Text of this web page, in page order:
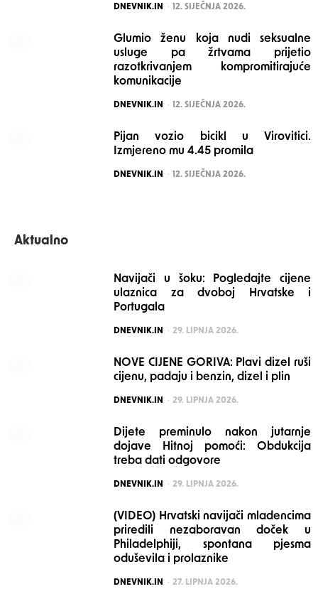
POSTED
DNEVNIK.IN 12. SIJEČNJA 2026.
Glumio ženu koja nudi seksualne
usluge pa žrtvama prijetio
razotkrivanjem kompromitirajuće
komunikacije
POSTED
DNEVNIK.IN 12. SIJEČNJA 2026.
Pijan vozio bicikl u Virovitici.
Izmjereno mu 4.45 promila
POSTED
DNEVNIK.IN 12. SIJEČNJA 2026.
Aktualno
Navijači u šoku: Pogledajte cijene
ulaznica za dvoboj Hrvatske i
Portugala
POSTED
DNEVNIK.IN 29. LIPNJA 2026.
NOVE CIJENE GORIVA: Plavi dizel ruši
cijenu, padaju i benzin, dizel i plin
POSTED
DNEVNIK.IN 29. LIPNJA 2026.
Dijete preminulo nakon jutarnje
dojave Hitnoj pomoći: Obdukcija
treba dati odgovore
POSTED
DNEVNIK.IN 29. LIPNJA 2026.
(VIDEO) Hrvatski navijači mladencima
priredili nezaboravan doček u
Philadelphiji, spontana pjesma
oduševila i prolaznike
POSTED
DNEVNIK.IN 27. LIPNJA 2026.